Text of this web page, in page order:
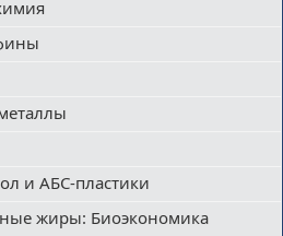
и АБС-пластики
жиры: Биоэкономика